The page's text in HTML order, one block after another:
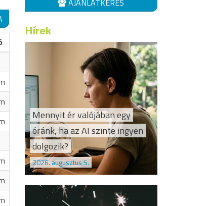
AJÁNLATKÉRÉS
Hírek
Mennyit ér valójában egy
óránk, ha az AI szinte ingyen
dolgozik?
2026. augusztus 5.